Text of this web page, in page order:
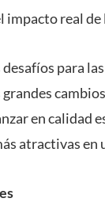
real
para
en calidad
atractivas